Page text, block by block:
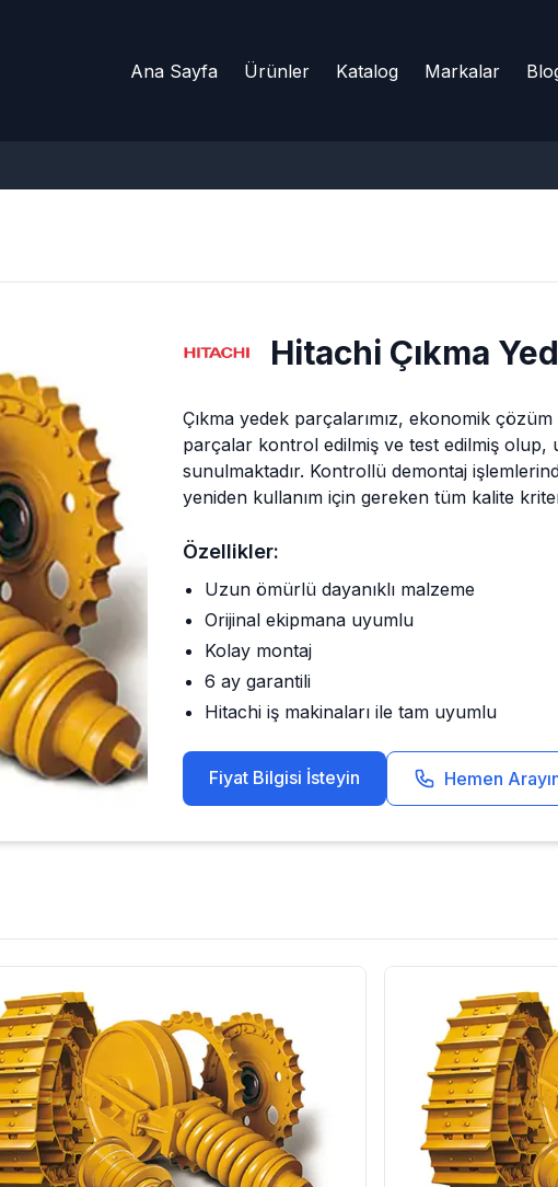
Ana Sayfa Ürünler Katalog Markalar
Hitachi Çıkma
Çıkma yedek parçalarımız, ekonomik
parçalar kontrol edilmiş ve test edilmiş olup,
sunulmaktadır. Kontrollü demontaj
yeniden kullanım için gereken tüm kalite
Özellikler:
Uzun ömürlü dayanıklı malzeme
Orijinal ekipmana uyumlu
Kolay montaj
6 ay garantili
Hitachi iş makinaları ile tam uyumlu
Fiyat Bilgisi İsteyin Hemen